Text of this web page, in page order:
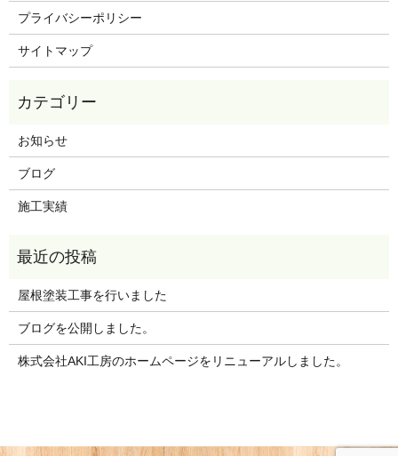
プライバシーポリシー
サイトマップ
お知らせ
ブログ
施工実績
屋根塗装工事を行いました
ブログを公開しました。
株式会社AKI工房のホームページをリニューアルしました。